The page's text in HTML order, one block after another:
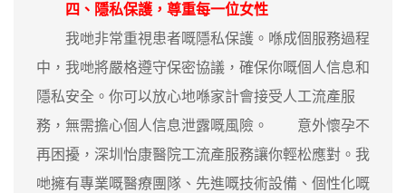
四、隱私保護，尊重每一位女性
我哋非常重視患者嘅隱私保護。喺成個服務過程
中，我哋將嚴格遵守保密協議，確保你嘅個人信息和
隱私安全。你可以放心地喺家計會接受人工流產服
務，無需擔心個人信息泄露嘅風險。 意外懷孕不
再困擾，深圳怡康醫院工流產服務讓你輕松應對。我
哋擁有專業嘅醫療團隊、先進嘅技術設備、個性化嘅